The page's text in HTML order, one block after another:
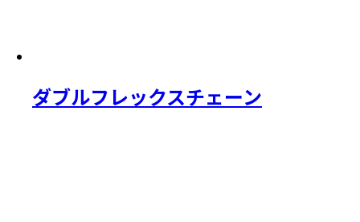
ダブルフレックスチェーン